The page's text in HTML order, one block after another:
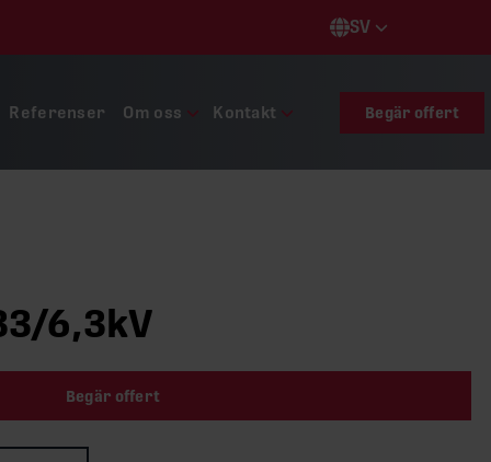
SV
Languages
Referenser Om oss Kontakt Begär offert
6,3kV
Begär offert